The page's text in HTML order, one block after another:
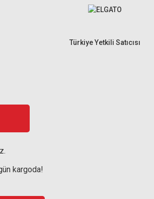
Türkiye Yetkili Satıcısı
kargoda!